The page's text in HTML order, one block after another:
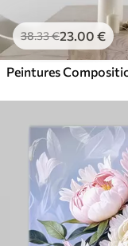
38.33€23.00 €